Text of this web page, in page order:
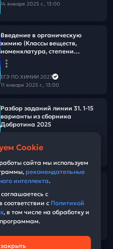
14 января 2025 г., 13:00
Введение в органическую
химию (Классы веществ,
номенклатура, степени
окисления, гибридизация)
ЕГЭ ПО ХИМИИ 2027
11 января 2025 г., 13:00
Разбор заданий линии 31. 1-15
варианты из сборника
Добротина 2025
ЕГЭ ПО ХИМИИ 2027
Разбор задачи 34 |
ЕГЭ ПО ХИМИИ 2027
20 декабря 2024 г., 13:00
Cookie
сайта мы используем
рекомендательные
интеллекта.
с
с Политикой
, в том числе на обработку и